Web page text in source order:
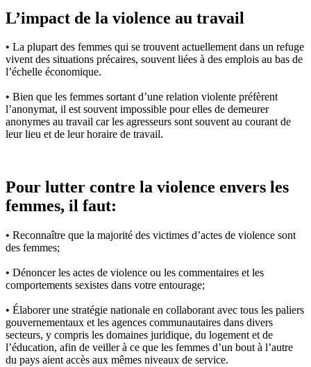
L’impact de la violence au travail
• La plupart des femmes qui se trouvent actuellement dans un refuge
vivent des situations précaires, souvent liées à des emplois au bas de
l’échelle économique.
• Bien que les femmes sortant d’une relation violente préfèrent
l’anonymat, il est souvent impossible pour elles de demeurer
anonymes au travail car les agresseurs sont souvent au courant de
leur lieu et de leur horaire de travail.
Pour lutter contre la violence envers les
femmes, il faut:
• Reconnaître que la majorité des victimes d’actes de violence sont
des femmes;
• Dénoncer les actes de violence ou les commentaires et les
comportements sexistes dans votre entourage;
• Élaborer une stratégie nationale en collaborant avec tous les paliers
gouvernementaux et les agences communautaires dans divers
secteurs, y compris les domaines juridique, du logement et de
l’éducation, afin de veiller à ce que les femmes d’un bout à l’autre
du pays aient accès aux mêmes niveaux de service.